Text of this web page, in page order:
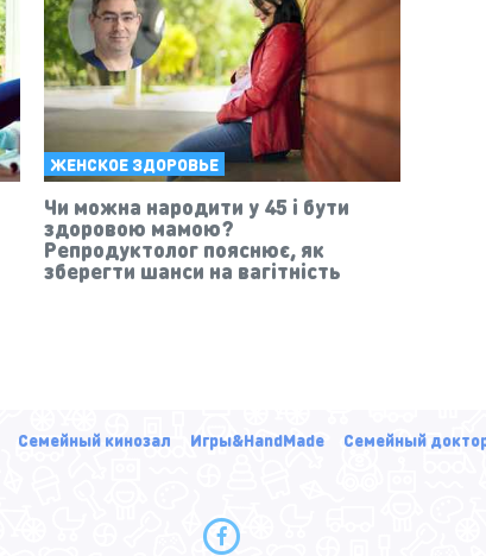
ЖЕНСКОЕ ЗДОРОВЬЕ
Чи можна народити у 45 і бути
здоровою мамою?
Репродуктолог пояснює, як
зберегти шанси на вагітність
Семейный кинозал Игры&HandMade Семейный